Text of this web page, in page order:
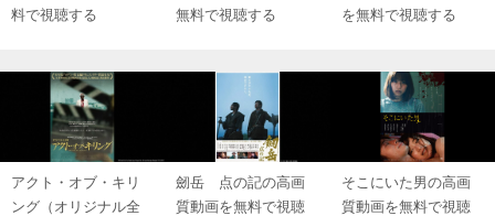
料で視聴する
無料で視聴する
を無料で視聴する
アクト・オブ・キリ
ング（オリジナル全
劒岳 点の記の高画
質動画を無料で視聴
そこにいた男の高画
質動画を無料で視聴